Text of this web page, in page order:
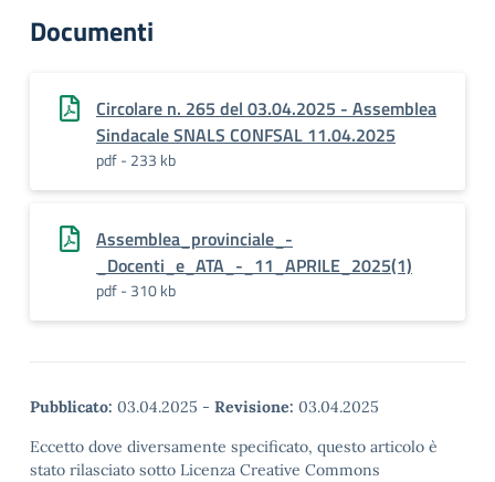
Documenti
Circolare n. 265 del 03.04.2025 - Assemblea
Sindacale SNALS CONFSAL 11.04.2025
pdf - 233 kb
Assemblea_provinciale_-
_Docenti_e_ATA_-_11_APRILE_2025(1)
pdf - 310 kb
Pubblicato: 03.04.2025 - Revisione: 03.04.2025
Eccetto dove diversamente specificato, questo articolo è
stato rilasciato sotto Licenza Creative Commons